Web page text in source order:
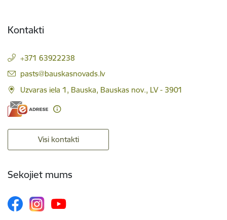
Kontakti
+371 63922238
E-pasts:
pasts@bauskasnovads.lv
Uzvaras iela 1, Bauska, Bauskas nov., LV - 3901
Visi kontakti
Sekojiet mums